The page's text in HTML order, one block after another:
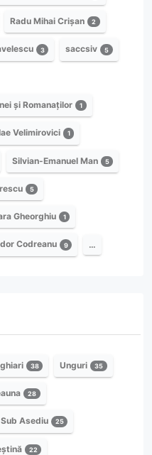
Radu Mihai Crișan 2
3 saccsiv 5
și Romanaților 1
Velimirovici 1
Silvian-Emanuel Man 5
5
Gheorghiu 1
Codreanu 9 …
38 Unguri 35
28
Asediu 25
22